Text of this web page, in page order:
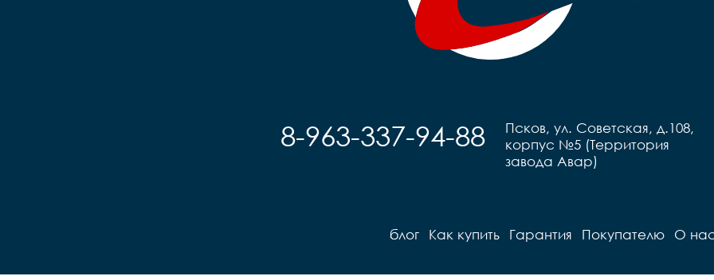
Псков, ул. Советская, д.108,
корпус №5 (Территория
завода Авар)
8-963-337-94-88
блог Как купить Гарантия Покупателю О